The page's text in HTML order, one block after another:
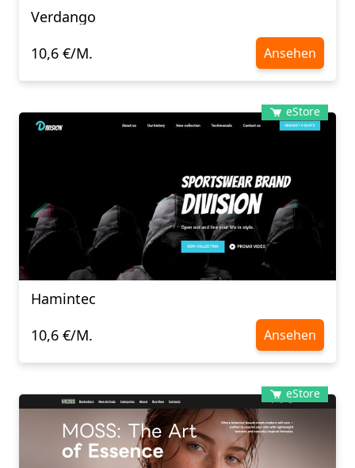
Verdango
10,6 €/M.
Ansehen
eStore
Hamintec
10,6 €/M.
Ansehen
eStore